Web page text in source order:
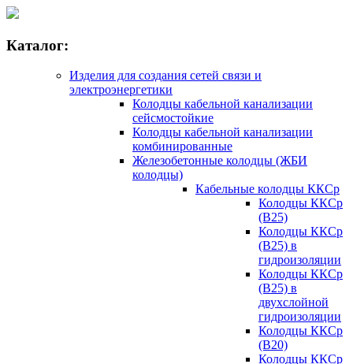
Каталог:
Изделия для создания сетей связи и
электроэнергетики
Колодцы кабельной канализации
сейсмостойкие
Колодцы кабельной канализации
комбинированные
Железобетонные колодцы (ЖБИ
колодцы)
Кабельные колодцы ККСр
Колодцы ККСр
(В25)
Колодцы ККСр
(В25) в
гидроизоляции
Колодцы ККСр
(В25) в
двухслойной
гидроизоляции
Колодцы ККСр
(В20)
Колодцы ККСр